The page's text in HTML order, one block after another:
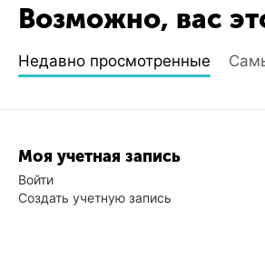
Возможно, вас
Недавно просмотренные
Моя учетная запись
Войти
Создать учетную запись